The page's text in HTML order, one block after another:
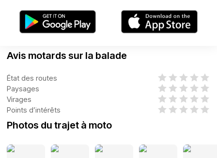
Avis motards sur la balade
État des routes
Paysages
Virages
Points d’intérêts
Photos du trajet à moto